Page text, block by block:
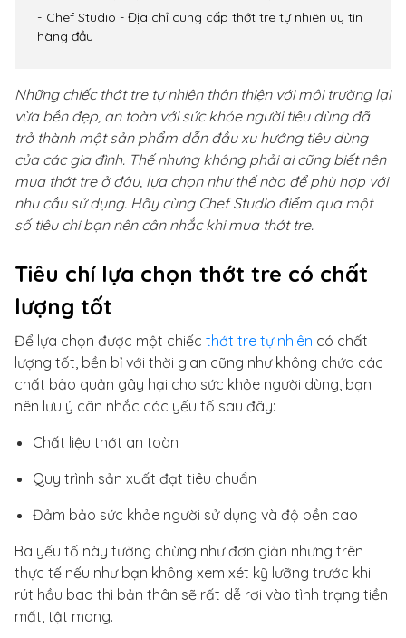
Chef Studio - Địa chỉ cung cấp thớt tre tự nhiên uy tín
hàng đầu
Những chiếc thớt tre tự nhiên thân thiện với môi trường lại
vừa bền đẹp, an toàn với sức khỏe người tiêu dùng đã
trở thành một sản phẩm dẫn đầu xu hướng tiêu dùng
của các gia đình. Thế nhưng không phải ai cũng biết nên
mua thớt tre ở đâu, lựa chọn như thế nào để phù hợp với
nhu cầu sử dụng. Hãy cùng Chef Studio điểm qua một
số tiêu chí bạn nên cân nhắc khi mua thớt tre.
Tiêu chí lựa chọn thớt tre có chất
lượng tốt
Để lựa chọn được một chiếc thớt tre tự nhiên có chất
lượng tốt, bền bỉ với thời gian cũng như không chứa các
chất bảo quản gây hại cho sức khỏe người dùng, bạn
nên lưu ý cân nhắc các yếu tố sau đây:
Chất liệu thớt an toàn
Quy trình sản xuất đạt tiêu chuẩn
Đảm bảo sức khỏe người sử dụng và độ bền cao
Ba yếu tố này tưởng chừng như đơn giản nhưng trên
thực tế nếu như bạn không xem xét kỹ lưỡng trước khi
rút hầu bao thì bản thân sẽ rất dễ rơi vào tình trạng tiền
mất, tật mang.